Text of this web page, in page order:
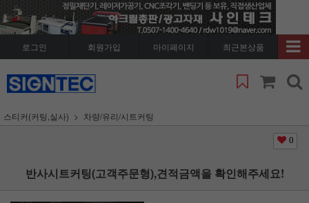
로그인 회원가입 마이페이지 최근본상품
스티커(커팅,실사) 차량/유리/시트커팅
0
반사시트커팅(고객주문형),견적금액을 확인해주세요!